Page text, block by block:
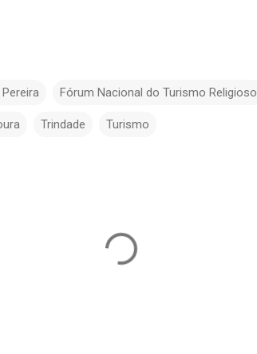
Fórum Nacional do Turismo Religioso
Trindade Turismo